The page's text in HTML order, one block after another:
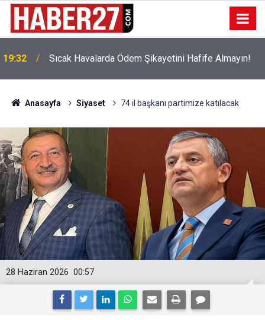
19:32 Sıcak Havalarda Ödem Şikayetini Hafife Almayın!
Anasayfa Siyaset 74 il başkanı partimize katılacak
00:57
28 Haziran 2026